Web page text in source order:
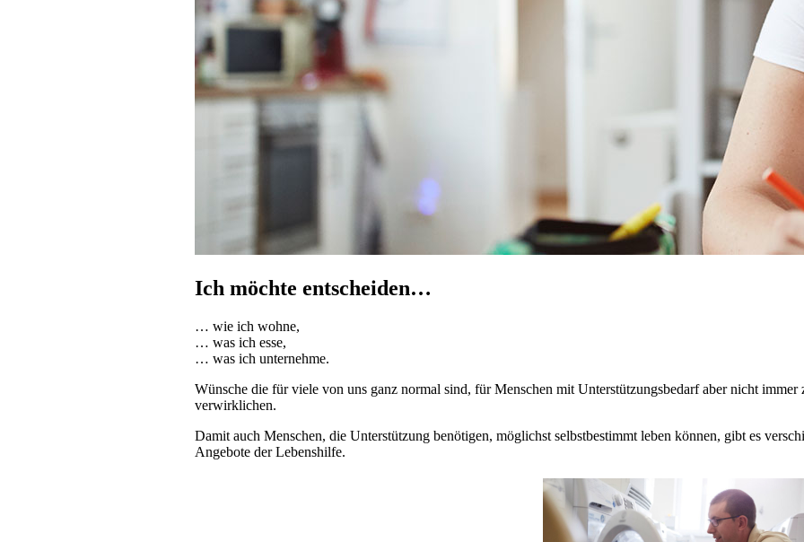
Ich möchte entscheiden…
… wie ich wohne,
… was ich esse,
… was ich unternehme.
Wünsche die für viele von uns ganz normal sind, für Menschen mit Unterstützungsbedarf aber nicht immer
verwirklichen.
Damit auch Menschen, die Unterstützung benötigen, möglichst selbstbestimmt leben können, gibt es
Angebote der Lebenshilfe.